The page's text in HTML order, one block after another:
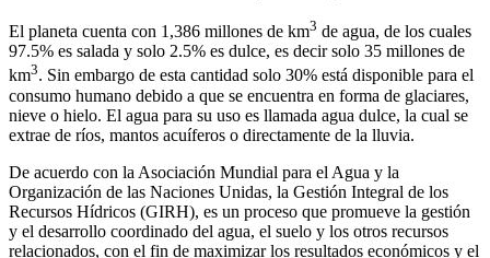
El planeta cuenta con 1,386 millones de km3 de agua, de los cuales
97.5% es salada y solo 2.5% es dulce, es decir solo 35 millones de
km3. Sin embargo de esta cantidad solo 30% está disponible para el
consumo humano debido a que se encuentra en forma de glaciares,
nieve o hielo. El agua para su uso es llamada agua dulce, la cual se
extrae de ríos, mantos acuíferos o directamente de la lluvia.
De acuerdo con la Asociación Mundial para el Agua y la
Organización de las Naciones Unidas, la Gestión Integral de los
Recursos Hídricos (GIRH), es un proceso que promueve la gestión
y el desarrollo coordinado del agua, el suelo y los otros recursos
relacionados, con el fin de maximizar los resultados económicos y el